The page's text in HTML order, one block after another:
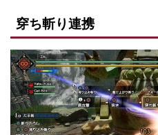
穿ち斬り連携